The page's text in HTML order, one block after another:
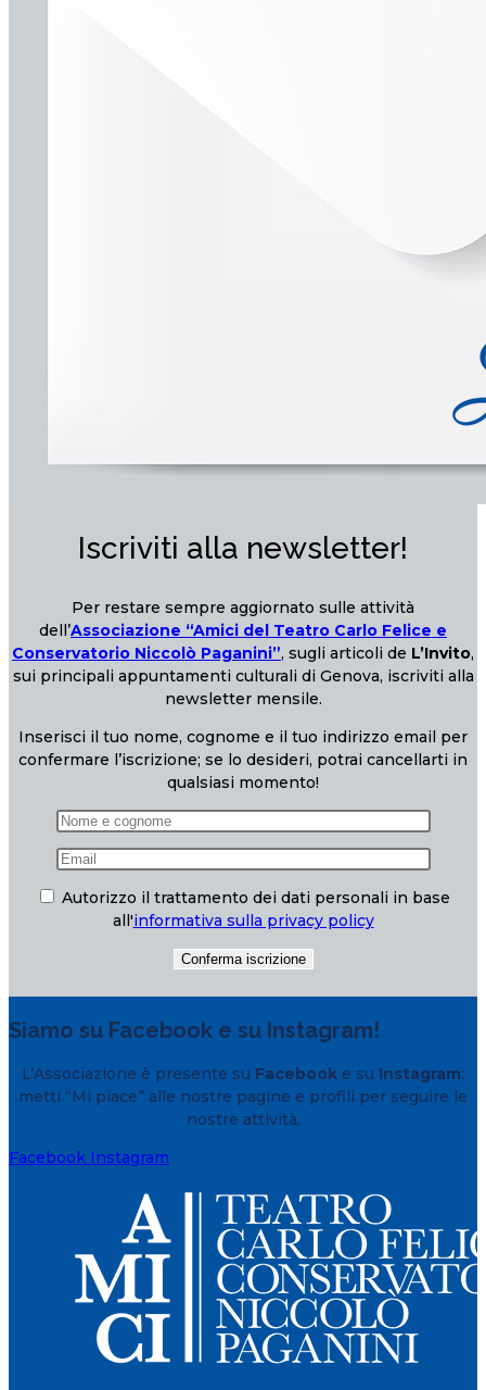
Iscriviti alla newsletter!
Per restare sempre aggiornato sulle attività
dell’Associazione “Amici del Teatro Carlo Felice e
Conservatorio Niccolò Paganini”, sugli articoli de L’Invito,
sui principali appuntamenti culturali di Genova, iscriviti alla
newsletter mensile.
Inserisci il tuo nome, cognome e il tuo indirizzo email per
confermare l’iscrizione; se lo desideri, potrai cancellarti in
qualsiasi momento!
Autorizzo il trattamento dei dati personali in base
all'informativa sulla privacy policy
Siamo su Facebook e su Instagram!
L’Associazione è presente su Facebook e su Instagram:
metti “Mi piace” alle nostre pagine e profili per seguire le
nostre attività.
Facebook Instagram